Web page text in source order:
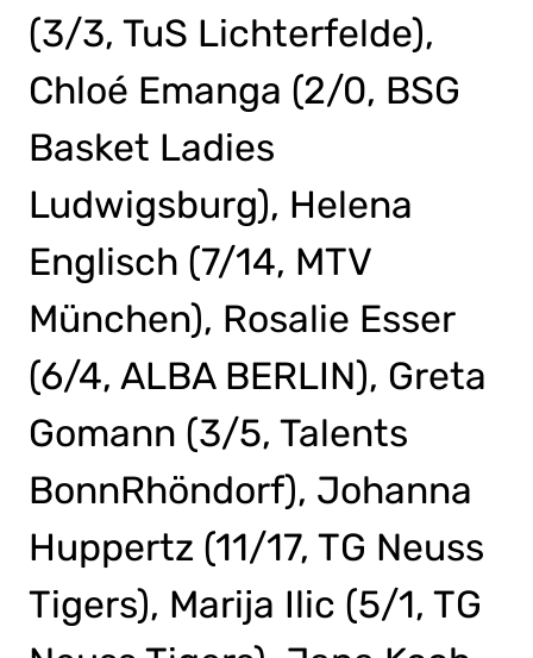
(3/3, TuS Lichterfelde),
Chloé Emanga (2/0, BSG
Basket Ladies
Ludwigsburg), Helena
Englisch (7/14, MTV
München), Rosalie Esser
(6/4, ALBA BERLIN), Greta
Gomann (3/5, Talents
BonnRhöndorf), Johanna
Huppertz (11/17, TG Neuss
Tigers), Marija Ilic (5/1, TG